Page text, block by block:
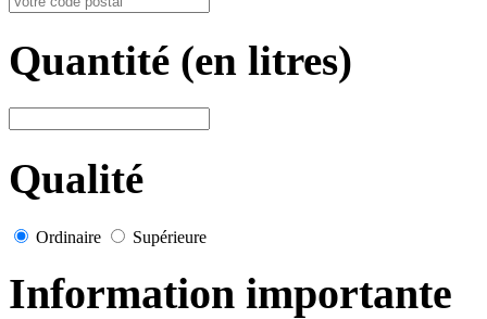
Quantité (en litres)
Qualité
Ordinaire Supérieure
Information importante